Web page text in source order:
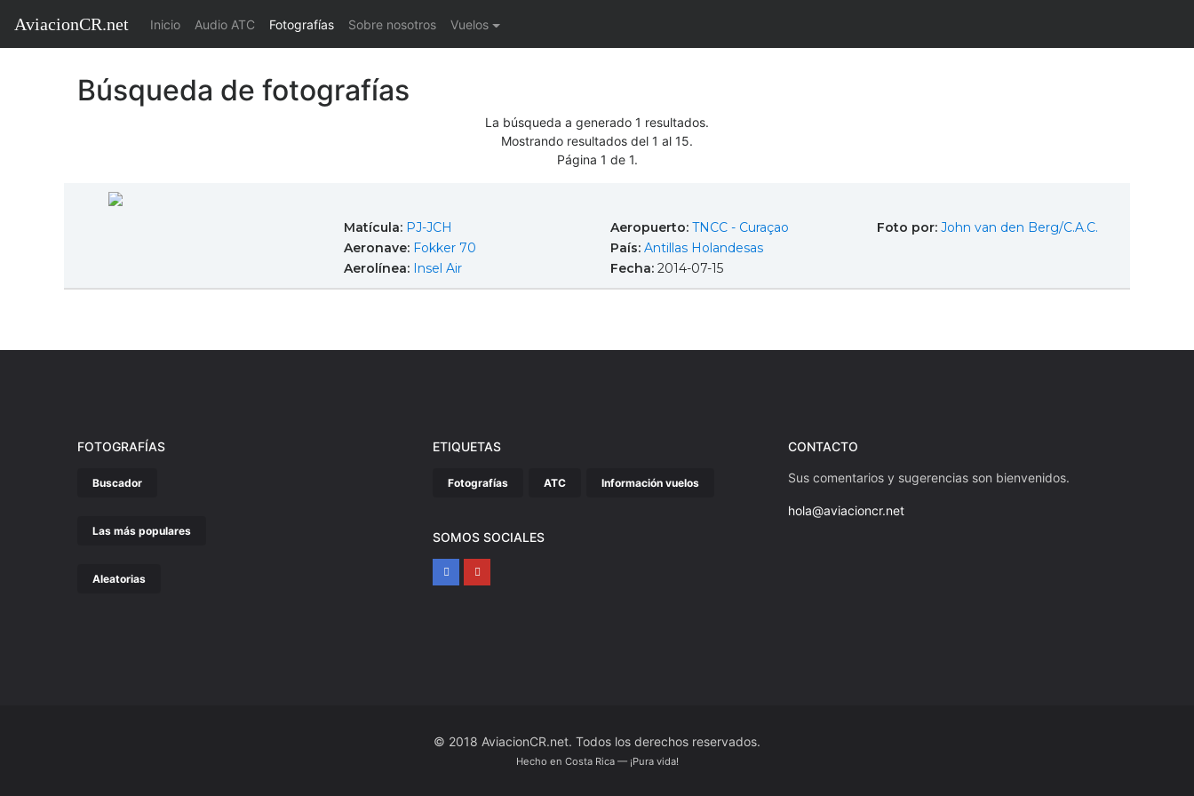
AviacionCR.net Inicio(current)
Audio ATC Fotografías Sobre nosotros Vuelos
Búsqueda de fotografías
La búsqueda a generado 1 resultados.
Mostrando resultados del 1 al 15.
Página 1 de 1.
Matícula: PJ-JCH
Aeronave: Fokker 70
Aerolínea: Insel Air
Aeropuerto: TNCC - Curaçao
País: Antillas Holandesas
Fecha: 2014-07-15
Foto por: John van den Berg/C.A.C.
FOTOGRAFÍAS
Buscador
Las más populares
Aleatorias
ETIQUETAS
Fotografías ATC Información vuelos
SOMOS SOCIALES
CONTACTO
Sus comentarios y sugerencias son bienvenidos.
hola@aviacioncr.net
© 2018 AviacionCR.net. Todos los derechos reservados.
Hecho en Costa Rica — ¡Pura vida!